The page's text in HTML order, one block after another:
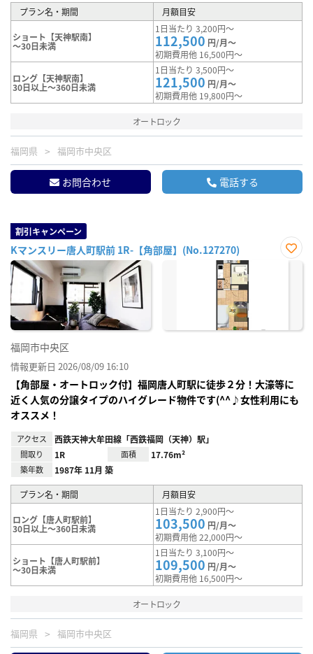
プラン名・期間 月額目安
ショート【天神駅南】
～30日未満
1日当たり 3,200円～
112,500 円/月～
初期費用他 16,500円～
ロング【天神駅南】
30日以上～360日未満
1日当たり 3,500円～
121,500 円/月～
初期費用他 19,800円～
オートロック
福岡県 福岡市中央区
お問合わせ 電話する
割引キャンペーン
Kマンスリー唐人町駅前 1R-【角部屋】(No.127270)
お気
福岡市中央区
情報更新日 2026/08/09 16:10
【角部屋・オートロック付】福岡唐人町駅に徒歩２分！大濠等に
近く人気の分譲タイプのハイグレード物件です(^^♪女性利用にも
オススメ！
アクセス 西鉄天神大牟田線「西鉄福岡（天神）駅」
間取り 1R 面積 17.76m²
築年数 1987年 11月 築
プラン名・期間 月額目安
ロング【唐人町駅前】
30日以上～360日未満
1日当たり 2,900円～
103,500 円/月～
初期費用他 22,000円～
ショート【唐人町駅前】
～30日未満
1日当たり 3,100円～
109,500 円/月～
初期費用他 16,500円～
オートロック
福岡県 福岡市中央区